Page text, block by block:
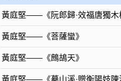
黃庭堅——《阮郎歸·效福唐獨木
黃庭堅——《菩薩蠻》
黃庭堅——《鷓鴣天》
黃庭堅——《驀山溪·贈衡陽妓陳